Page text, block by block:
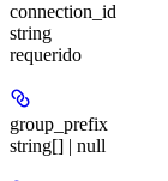
connection_id
string
requerido
group_prefix
string[] | null